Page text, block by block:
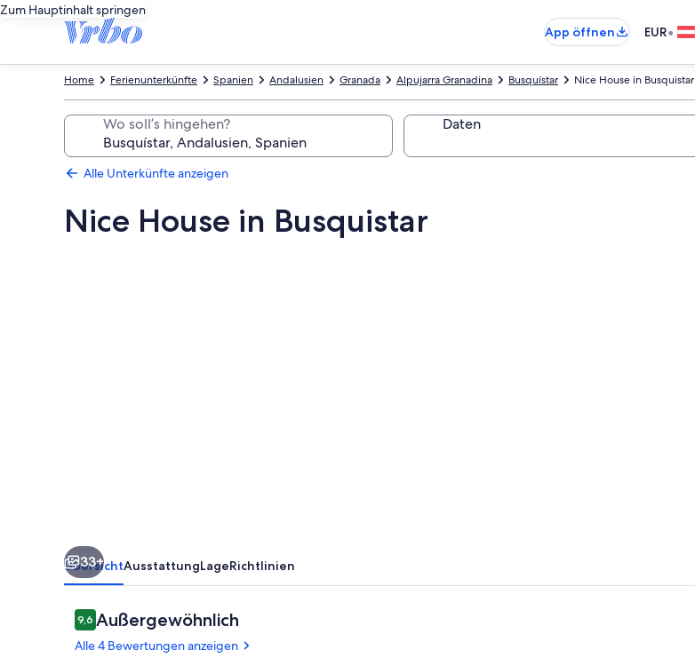
Zum Hauptinhalt springen
App öffnen
EUR•
Nice House in Busquistar
Busquístar
Alpujarra Granadina
Granada
Andalusien
Spanien
Ferienunterkünfte
Home
Wo soll’s hingehen? Daten
Alle Unterkünfte anzeigen
Nice House in Busquistar
33+
ÜbersichtAusstattungLageRichtlinien
Bewertungen
9,69,6 von 10.
Außergewöhnlich
Alle 4 Bewertungen anzeigen